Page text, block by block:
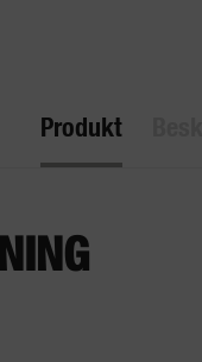
Produkt